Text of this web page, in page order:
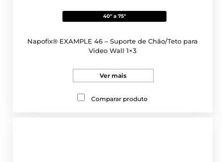
40" a 75"
Napofix® EXAMPLE 46 – Suporte de Chão/Teto para
Video Wall 1×3
Ver mais
Comparar produto